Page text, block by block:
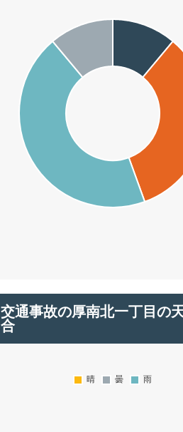
交通事故の厚南北一丁目の
合